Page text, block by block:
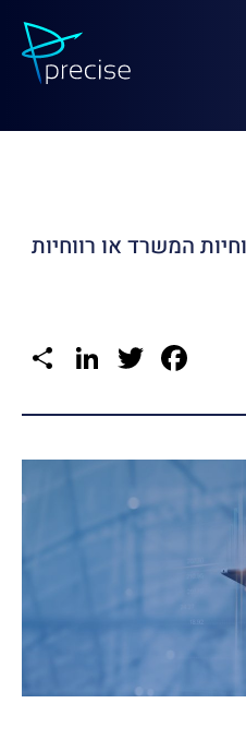
המשרד או רווחיות
Facebook
Twitter